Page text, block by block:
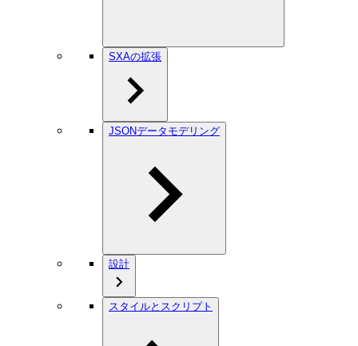
SXAの拡張
JSONデータモデリング
設計
スタイルとスクリプト